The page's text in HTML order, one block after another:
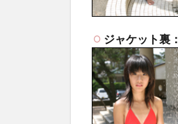
ジャケット裏：